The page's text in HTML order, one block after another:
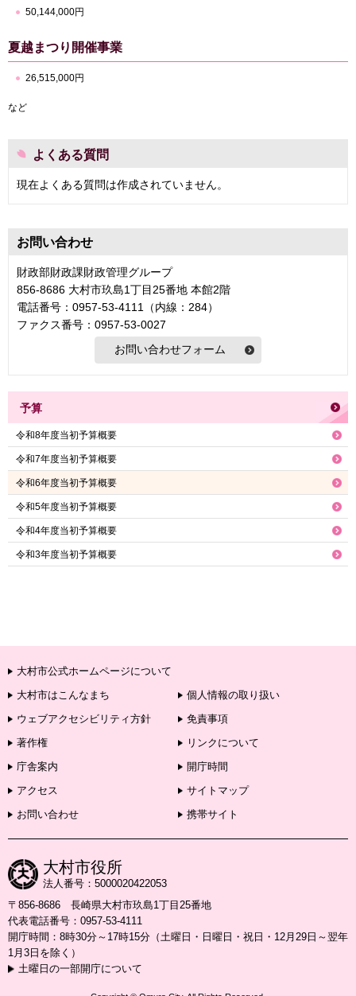
50,144,000円
夏越まつり開催事業
26,515,000円
など
よくある質問
現在よくある質問は作成されていません。
お問い合わせ
財政部財政課財政管理グループ
856-8686 大村市玖島1丁目25番地 本館2階
電話番号：0957-53-4111（内線：284）
ファクス番号：0957-53-0027
予算
令和8年度当初予算概要
令和7年度当初予算概要
令和6年度当初予算概要
令和5年度当初予算概要
令和4年度当初予算概要
令和3年度当初予算概要
大村市公式ホームページについて
大村市はこんなまち
個人情報の取り扱い
ウェブアクセシビリティ方針
免責事項
著作権
リンクについて
庁舎案内
開庁時間
アクセス
サイトマップ
お問い合わせ
携帯サイト
大村市役所
法人番号：5000020422053
〒856-8686 長崎県大村市玖島1丁目25番地
代表電話番号：0957-53-4111
開庁時間：8時30分～17時15分（土曜日・日曜日・祝日・12月29日～翌年
1月3日を除く）
土曜日の一部開庁について